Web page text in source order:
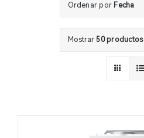
Ordenar por Fecha
Mostrar 50 productos